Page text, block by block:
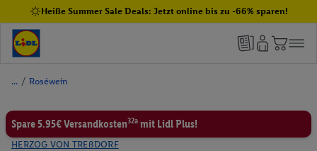
Heiße Summer Sale Deals: Jetzt online bis zu -66% sparen!
/ Roséwein
Spare 5.95€ Versandkosten32a mit Lidl Plus!
HERZOG VON TREßDORF